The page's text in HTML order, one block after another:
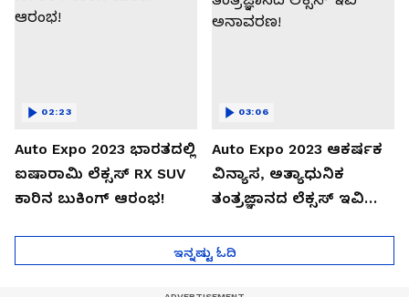
Auto Expo 2023 ಭಾರತದಲ್ಲಿ
ಐಷಾರಾಮಿ ಲೆಕ್ಸಸ್ RX SUV
ಕಾರಿನ ಬುಕಿಂಗ್ ಆರಂಭ!
02:23
Auto Expo 2023 ಆಕರ್ಷಕ
ವಿನ್ಯಾಸ, ಅತ್ಯಾಧುನಿಕ
ತಂತ್ರಜ್ಞಾನದ ಲೆಕ್ಸಸ್ ಇವಿ
03:06
ಇನ್ನಷ್ಟು ಓದಿ